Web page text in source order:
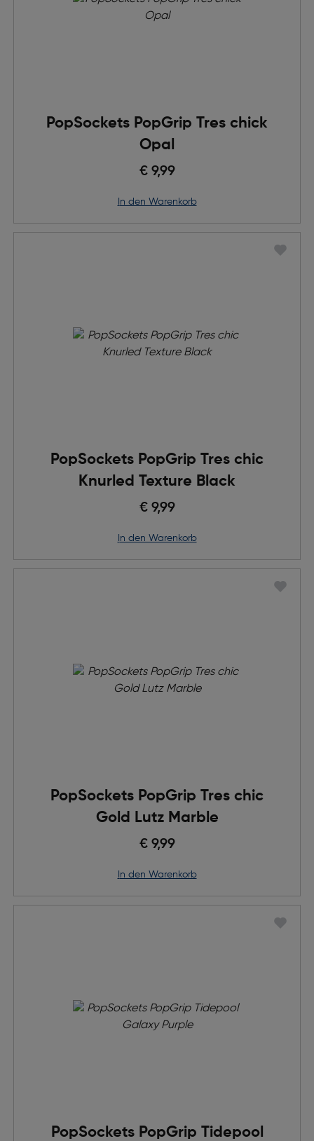
PopSockets PopGrip Tres chick
Opal
€ 9,99
in den Warenkorb
PopSockets PopGrip Tres chic
Knurled Texture Black
€ 9,99
in den Warenkorb
PopSockets PopGrip Tres chic
Gold Lutz Marble
€ 9,99
in den Warenkorb
PopSockets PopGrip Tidepool